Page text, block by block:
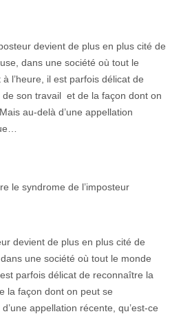
devient de plus en plus cité de
dans une société où tout le
l’heure, il est parfois délicat de
son travail et de la façon dont on
au-delà d’une appellation
le syndrome de l’imposteur
devient de plus en plus cité de
une société où tout le monde
parfois délicat de reconnaître la
la façon dont on peut se
appellation récente, qu’est-ce